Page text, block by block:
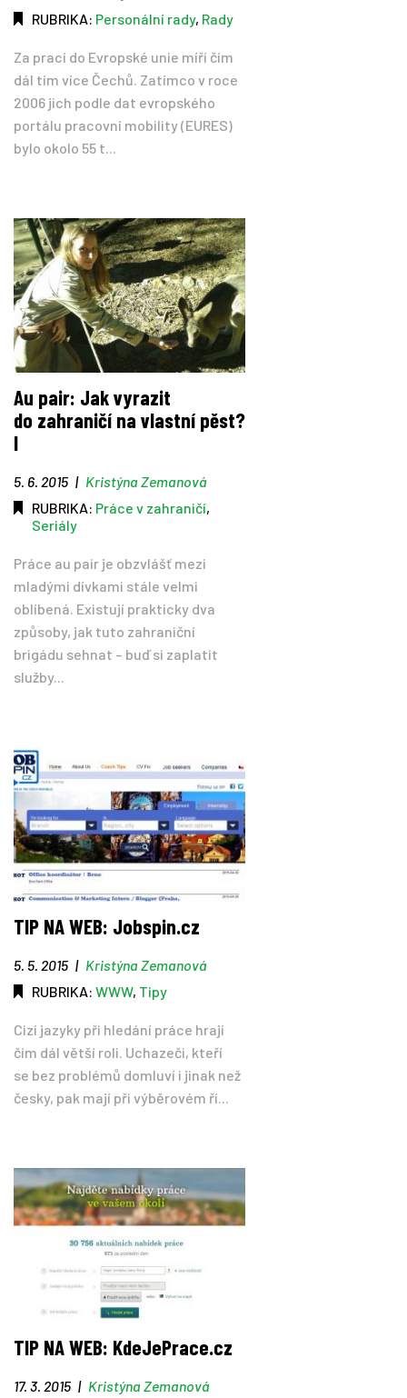
RUBRIKA: Personální rady, Rady
Za prací do Evropské unie míří čím
dál tím více Čechů. Zatímco v roce
2006 jich podle dat evropského
portálu pracovní mobility (EURES)
bylo okolo 55 t...
Au pair: Jak vyrazit
do zahraničí na vlastní pěst?
I
5. 6. 2015 | Kristýna Zemanová
RUBRIKA: Práce v zahraničí,
Seriály
Práce au pair je obzvlášť mezi
mladými dívkami stále velmi
oblíbená. Existují prakticky dva
způsoby, jak tuto zahraniční
brigádu sehnat – buď si zaplatit
služby...
TIP NA WEB: Jobspin.cz
5. 5. 2015 | Kristýna Zemanová
RUBRIKA: WWW, Tipy
Cizí jazyky při hledání práce hrají
čím dál větší roli. Uchazeči, kteří
se bez problémů domluví i jinak než
česky, pak mají při výběrovém ří...
TIP NA WEB: KdeJePrace.cz
17. 3. 2015 | Kristýna Zemanová